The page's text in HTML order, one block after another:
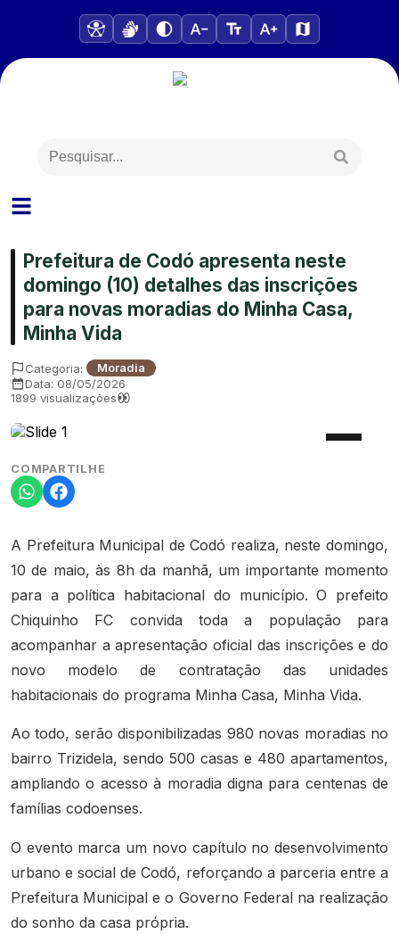
Prefeitura de Codó apresenta neste
domingo (10) detalhes das inscrições
para novas moradias do Minha Casa,
Minha Vida
Categoria: Moradia
Data: 08/05/2026
1899 visualizações
COMPARTILHE
A Prefeitura Municipal de Codó realiza, neste domingo,
10 de maio, às 8h da manhã, um importante momento
para a política habitacional do município. O prefeito
Chiquinho FC convida toda a população para
acompanhar a apresentação oficial das inscrições e do
novo modelo de contratação das unidades
habitacionais do programa Minha Casa, Minha Vida.
Ao todo, serão disponibilizadas 980 novas moradias no
bairro Trizidela, sendo 500 casas e 480 apartamentos,
ampliando o acesso à moradia digna para centenas de
famílias codoenses.
O evento marca um novo capítulo no desenvolvimento
urbano e social de Codó, reforçando a parceria entre a
Prefeitura Municipal e o Governo Federal na realização
do sonho da casa própria.